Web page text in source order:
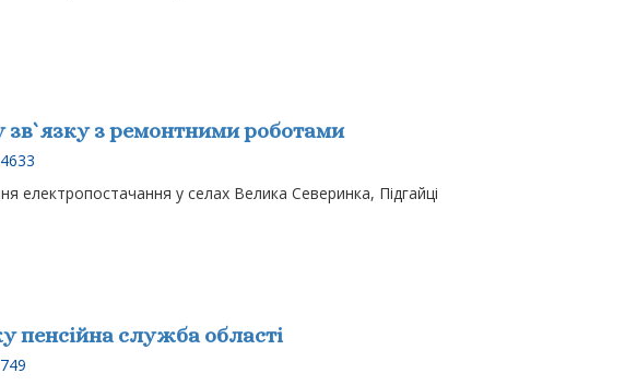
з ремонтними роботами
електропостачання у селах Велика Северинка, Підгайці
пенсійна служба області